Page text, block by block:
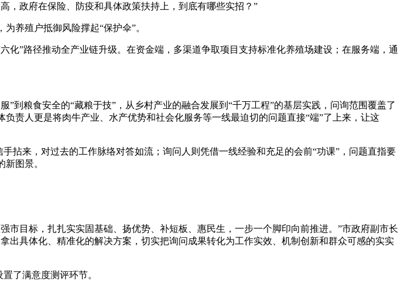
政府在保险、防疫和具体政策扶持上，到底有哪些实招？”
养殖户抵御风险撑起“保护伞”。
”路径推动全产业链升级。在资金端，多渠道争取项目支持标准化养殖场建设；在服务端，通
粮食安全的“藏粮于技”，从乡村产业的融合发展到“千万工程”的基层实践，问询范围覆盖了
责人更是将肉牛产业、水产优势和社会化服务等一线最迫切的问题直接“端”了上来，让这
来，对过去的工作脉络对答如流；询问人则凭借一线经验和充足的会前“功课”，问题直指要
图景。
目标，扎扎实实固基础、扬优势、补短板、惠民生，一步一个脚印向前推进。”市政府副市长
具体化、精准化的解决方案，切实把询问成果转化为工作实效、机制创新和群众可感的实实
了满意度测评环节。